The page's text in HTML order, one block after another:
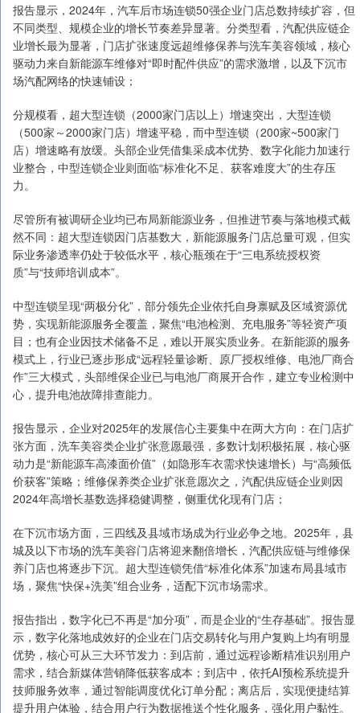
报告显示，2024年，汽车后市场连锁50强企业门店总数持续扩容，但
不同类型、规模企业的增长节奏差异显著。分类型看，汽配供应链企
业增长最为显著，门店扩张速度远超维修保养与洗车美容领域，核心
驱动力来自新能源车维修对“即时配件供应”的需求激增，以及下沉市
场汽配网络的快速铺设；
分规模看，超大型连锁（2000家门店以上）增速突出，大型连锁
（500家～2000家门店）增速平稳，而中型连锁（200家~500家门
店）增速略有放缓。头部企业凭借集采成本优势、数字化能力加速行
业整合，中型连锁企业则面临“标准化不足、获客难度大”的生存压
力。
尽管所有被调研企业均已布局新能源业务，但推进节奏与落地模式截
然不同：超大型连锁因门店基数大，新能源服务门店总量可观，但实
际业务渗透率仍处于较低水平，核心瓶颈在于“三电系统授权资
质”与“技师培训成本”。
中型连锁呈现“两极分化”，部分领先企业依托自身禀赋及区域资源优
势，实现新能源服务全覆盖，聚焦“电池检测、充电服务”等轻资产项
目；也有企业因技术储备不足，难以开展实质业务。在新能源的服务
模式上，行业已逐步形成“远程轻量诊断、原厂授权维修、电池厂商合
作”三大模式，头部维保企业已与电池厂商展开合作，建立专业检测中
心，提升电池故障排查能力。
报告显示，企业对2025年的发展信心主要集中在两大方向：在门店扩
张方面，洗车美容类企业扩张意愿最强，多数计划积极拓展，核心驱
动力是“新能源车高漆面价值”（如隐形车衣需求快速增长）与“高频低
价获客”策略；维修保养类企业扩张意愿次之，汽配供应链企业则因
2024年高增长基数选择稳健调整，侧重优化现有门店；
在下沉市场方面，三四线及县域市场成为行业必争之地。2025年，县
城及以下市场的洗车美容门店将迎来翻倍增长，汽配供应链与维修保
养门店也将逐步下沉。超大型连锁凭借“标准化体系”加速布局县域市
场，聚焦“快保+洗美”组合业务，适配下沉市场需求。
报告指出，数字化已不再是“加分项”，而是企业的“生存基础”。报告显
示，数字化落地成效好的企业在门店交易转化与用户复购上均有明显
优势，核心可从三大环节发力：到店前，通过远程诊断精准识别用户
需求，结合新媒体营销降低获客成本；到店中，依托AI预检系统提升
技师服务效率，通过智能调度优化订单分配；离店后，实现便捷结算
提升用户体验，结合用户行为数据推送个性化服务，强化用户黏性。